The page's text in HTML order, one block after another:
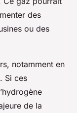
des
ou des
notamment en
Si ces
de la